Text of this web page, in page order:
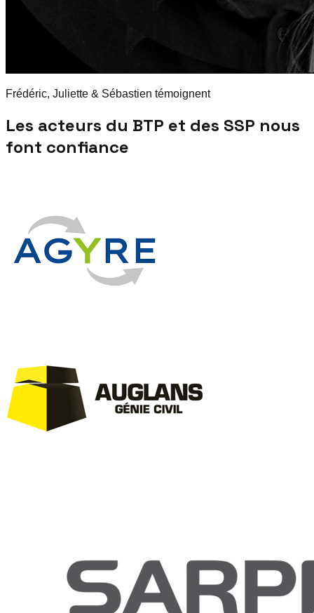
Frédéric, Juliette & Sébastien témoignent
Les acteurs du BTP et des SSP nous
font confiance